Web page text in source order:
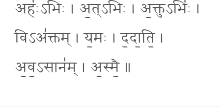
अहः॑ऽभिः । अ॒त्ऽभिः । अ॒क्तुऽभिः॑ ।
विऽअ॑क्तम् । य॒मः । द॒दा॒ति॒ ।
अ॒व॒ऽसान॑म् । अ॒स्मै॒ ॥